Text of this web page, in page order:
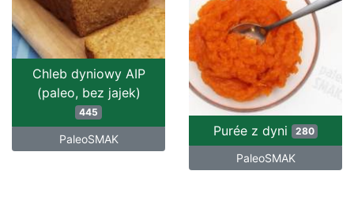
Chleb dyniowy AIP
(paleo, bez jajek)
445
PaleoSMAK
Purée z dyni 280
PaleoSMAK